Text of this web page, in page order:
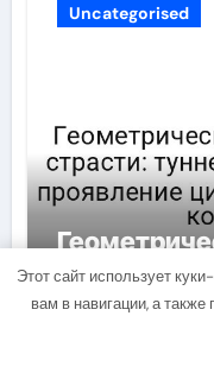
Uncategorised
Линде
Этот сайт использует
вам в навигации, а